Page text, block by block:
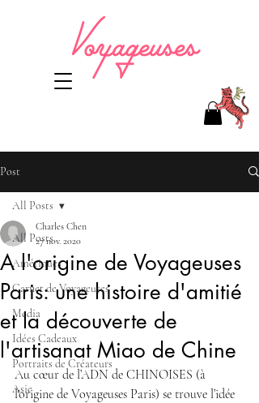
Post
All Posts
Amériques
Carnet de Voyageuses
Media
Idées Cadeaux
Portraits de Créateurs
Asie
All Posts
A l'origine de Voyageuses
Paris: une histoire d'amitié
et la découverte de
l'artisanat Miao de Chine
Charles Chen
27 nov. 2020
Au cœur de l’ADN de CHINOISES (à
l'origine de Voyageuses Paris) se trouve l’idée